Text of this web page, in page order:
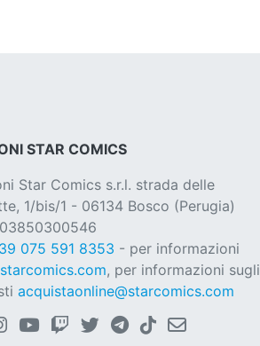
STAR COMICS
Star Comics s.r.l. strada delle
1/bis/1 - 06134 Bosco (Perugia)
03850300546
075 591 8353 - per informazioni
, per informazioni sugli
acquistaonline@starcomics.com